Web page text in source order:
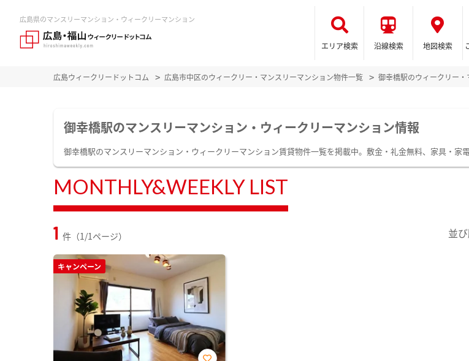
広島県のマンスリーマンション・ウィークリーマンション
エリア検索 沿線検索 地図検索
広島ウィークリードットコム 広島市中区のウィークリー・マンスリーマンション物件一覧 御幸橋駅のウィークリー
御幸橋駅のマンスリーマンション・ウィークリーマンション情報
御幸橋駅のマンスリーマンション・ウィークリーマンション賃貸物件一覧を掲載中。敷金・礼金無料、家具・家
MONTHLY&WEEKLY LIST
1 件（1/1ページ） 並
キャンペーン